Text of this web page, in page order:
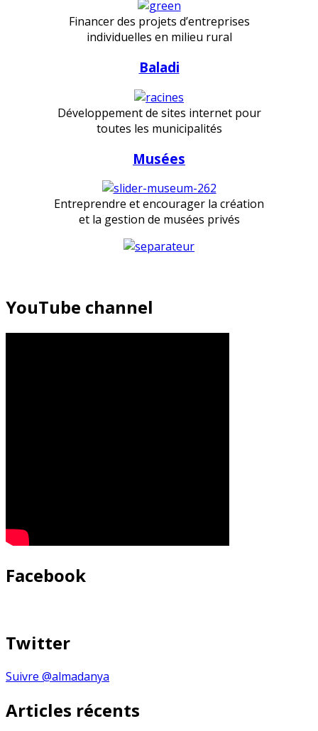
Financer des projets d’entreprises
individuelles en milieu rural
Baladi
Développement de sites internet pour
toutes les municipalités
Musées
Entreprendre et encourager la création
et la gestion de musées privés
YouTube channel
Facebook
Twitter
Suivre @almadanya
Articles récents